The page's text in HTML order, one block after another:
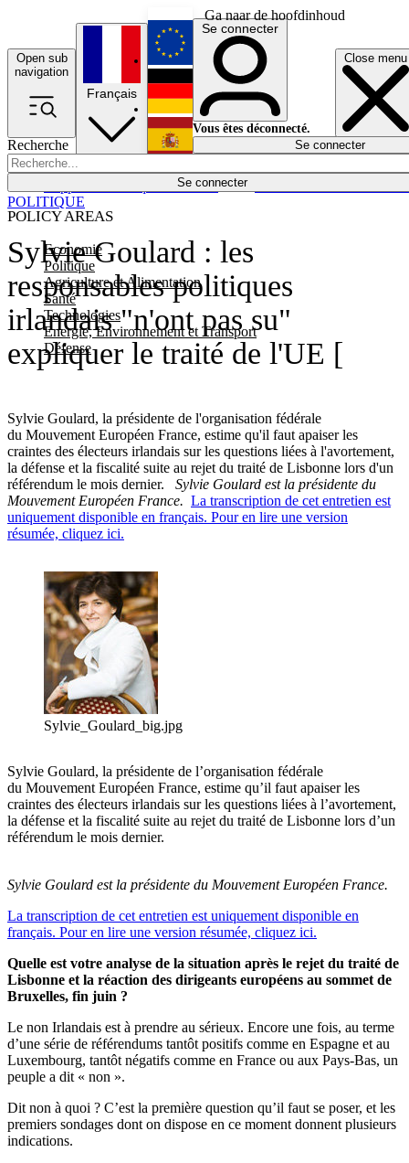
Ga naar de hoofdinhoud
Open sub
navigation
Close menu
Recherche
Se connecter
POLICY AREAS
Economie
Politique
Agriculture et Alimentation
Santé
Technologies
Energie, Environnement et Transport
Défense
Économie
Français
English
Deutsch
Español
Se connecter
Vous êtes déconnecté.
Se connecter
Sylvie Goulard : les
responsables politiques
irlandais "n'ont pas su"
expliquer le traité de l'UE [
Sylvie Goulard, la présidente de l'organisation fédérale
du Mouvement Européen France, estime qu'il faut apaiser les
craintes des électeurs irlandais sur les questions liées à l'avortement,
la défense et la fiscalité suite au rejet du traité de Lisbonne lors d'un
référendum le mois dernier. Sylvie Goulard est la présidente du
Mouvement Européen France. La transcription de cet entretien est
uniquement disponible en français. Pour en lire une version
résumée, cliquez ici.
POLITIQUE
Sylvie_Goulard_big.jpg
Sylvie Goulard, la présidente de l’organisation fédérale
du Mouvement Européen France, estime qu’il faut apaiser les
craintes des électeurs irlandais sur les questions liées à l’avortement,
la défense et la fiscalité suite au rejet du traité de Lisbonne lors d’un
référendum le mois dernier.
Sylvie Goulard est la présidente du Mouvement Européen France.
La transcription de cet entretien est uniquement disponible en
français. Pour en lire une version résumée, cliquez ici.
Quelle est votre analyse de la situation après le rejet du traité de
Lisbonne et la réaction des dirigeants européens au sommet de
Bruxelles, fin juin ?
Le non Irlandais est à prendre au sérieux. Encore une fois, au terme
d’une série de référendums tantôt positifs comme en Espagne et au
Luxembourg, tantôt négatifs comme en France ou aux Pays-Bas, un
peuple a dit « non ».
Dit non à quoi ? C’est la première question qu’il faut se poser, et les
premiers sondages dont on dispose en ce moment donnent plusieurs
indications.